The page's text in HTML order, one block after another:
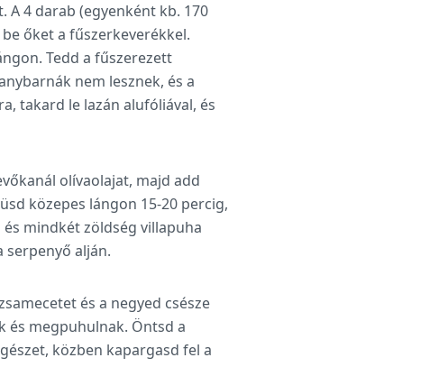
4 darab (egyenként kb. 170
őket a fűszerkeverékkel.
Tedd a fűszerezett
nem lesznek, és a
takard le lazán alufóliával, és
olívaolajat, majd add
közepes lángon 15-20 percig,
mindkét zöldség villapuha
serpenyő alján.
és a negyed csésze
és megpuhulnak. Öntsd a
közben kapargasd fel a